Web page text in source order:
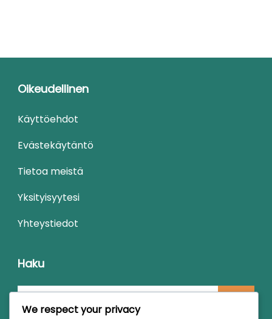
Oikeudellinen
Käyttöehdot
Evästekäytäntö
Tietoa meistä
Yksityisyytesi
Yhteystiedot
Haku
Looking
for
We respect your privacy